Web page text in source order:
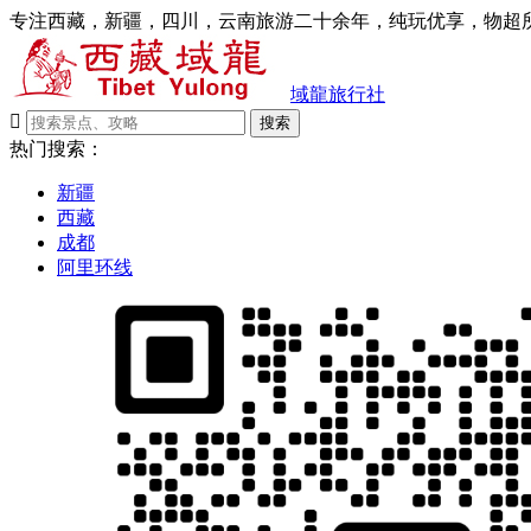
专注西藏，新疆，四川，云南旅游二十余年，纯玩优享，物超
域龍旅行社

搜索
热门搜索：
新疆
西藏
成都
阿里环线